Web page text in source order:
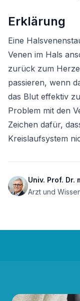
Erklärung
Eine
Venen im Hals
zurück zum
passieren, wenn
das Blut effektiv
Problem mit den
Zeichen dafür,
Kreislaufsystem
Univ. Prof. Dr.
Arzt und